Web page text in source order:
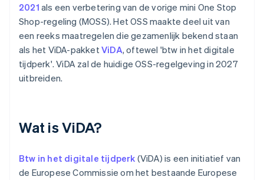
2021 als een verbetering van de vorige mini One Stop
Shop-regeling (MOSS). Het OSS maakte deel uit van
een reeks maatregelen die gezamenlijk bekend staan
als het ViDA-pakketViDA, oftewel 'btw in het digitale
tijdperk'. ViDA zal de huidige OSS-regelgeving in 2027
uitbreiden.
Wat is ViDA?
Btw in het digitale tijdperk (ViDA) is een initiatief van
de Europese Commissie om het bestaande Europese